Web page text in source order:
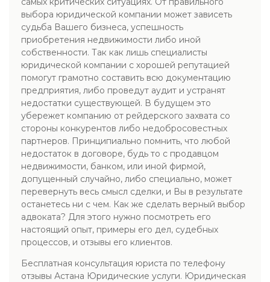
выбора юридической компании может зависеть
судьба Вашего бизнеса, успешность
приобретения недвижимости либо иной
собственности. Так как лишь специалисты
юридической компании с хорошей репутацией
помогут грамотно составить всю документацию
предприятия, либо проведут аудит и устранят
недостатки существующей. В будущем это
убережет компанию от рейдерского захвата со
стороны конкурентов либо недобросовестных
партнеров. Принципиально помнить, что любой
недостаток в договоре, будь то с продавцом
недвижимости, банком, или иной фирмой,
допущенный случайно, либо специально, может
перевернуть весь смысл сделки, и Вы в результате
останетесь ни с чем. Как же сделать верный выбор
адвоката? Для этого нужно посмотреть его
настоящий опыт, примеры его дел, судебных
процессов, и отзывы его клиентов.
Бесплатная консультация юриста по телефону
отзывы Астана Юридические услуги. Юридическая